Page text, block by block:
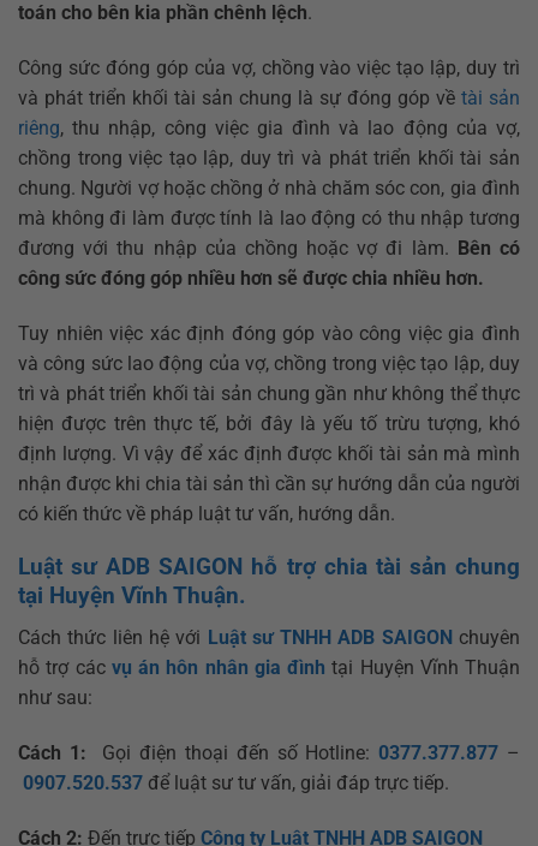
toán cho bên kia phần chênh lệch.
Công sức đóng góp của vợ, chồng vào việc tạo lập, duy trì
và phát triển khối tài sản chung là sự đóng góp về tài sản
riêng, thu nhập, công việc gia đình và lao động của vợ,
chồng trong việc tạo lập, duy trì và phát triển khối tài sản
chung. Người vợ hoặc chồng ở nhà chăm sóc con, gia đình
mà không đi làm được tính là lao động có thu nhập tương
đương với thu nhập của chồng hoặc vợ đi làm. Bên có
công sức đóng góp nhiều hơn sẽ được chia nhiều hơn.
Tuy nhiên việc xác định đóng góp vào công việc gia đình
và công sức lao động của vợ, chồng trong việc tạo lập, duy
trì và phát triển khối tài sản chung gần như không thể thực
hiện được trên thực tế, bởi đây là yếu tố trừu tượng, khó
định lượng. Vì vậy để xác định được khối tài sản mà mình
nhận được khi chia tài sản thì cần sự hướng dẫn của người
có kiến thức về pháp luật tư vấn, hướng dẫn.
Luật sư ADB SAIGON hỗ trợ chia tài sản chung
tại Huyện Vĩnh Thuận.
Cách thức liên hệ với Luật sư TNHH ADB SAIGON chuyên
hỗ trợ các vụ án hôn nhân gia đình tại Huyện Vĩnh Thuận
như sau:
Cách 1: Gọi điện thoại đến số Hotline: 0377.377.877 –
0907.520.537 để luật sư tư vấn, giải đáp trực tiếp.
Cách 2: Đến trực tiếp Công ty Luật TNHH ADB SAIGON